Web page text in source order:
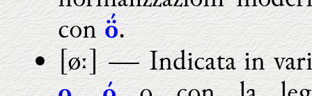
con .
[øː] ―Indicata in